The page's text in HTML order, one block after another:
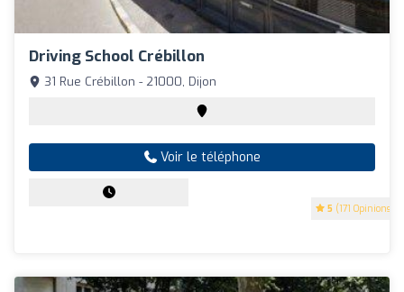
Driving School Crébillon
5 (171 Opinions)
31 Rue Crébillon - 21000, Dijon
Voir le téléphone